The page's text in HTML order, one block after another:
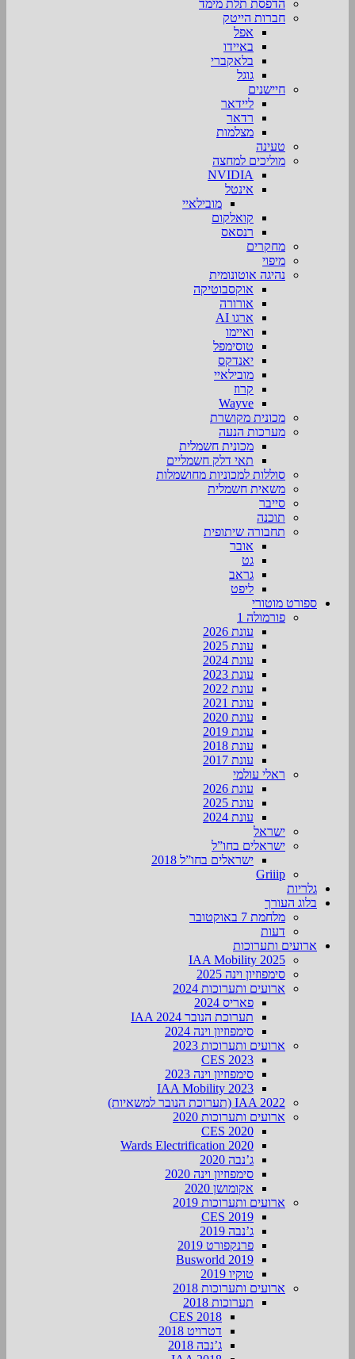
הדפסת תלת מימד
חברות הייטק
אפל
באיידו
בלאקברי
גוגל
חיישנים
ליידאר
רדאר
מצלמות
טעינה
מוליכים למחצה
NVIDIA
אינטל
מובילאיי
קואלקום
רנסאס
מחקרים
מיפוי
נהיגה אוטונומית
אוקסבוטיקה
אורורה
ארגו AI
ואיימו
טוסימפל
יאנדקס
מובילאיי
קרוז
Wayve
מכונית מקושרת
מערכות הנעה
מכונית חשמלית
תאי דלק חשמליים
סוללות למכוניות מחושמלות
משאית חשמלית
סייבר
תוכנה
תחבורה שיתופית
אובר
גט
גראב
ליפט
ספורט מוטורי
פורמולה 1
עונת 2026
עונת 2025
עונת 2024
עונת 2023
עונת 2022
עונת 2021
עונת 2020
עונת 2019
עונת 2018
עונת 2017
ראלי עולמי
עונת 2026
עונת 2025
עונת 2024
ישראל
ישראלים בחו”ל
ישראלים בחו”ל 2018
Griiip
גלריות
בלוג העורך
מלחמת 7 באוקטובר
דעות
ארועים ותערוכות
2025 IAA Mobility
סימפוזיון וינה 2025
ארועים ותערוכות 2024
פאריס 2024
תערוכת הנובר IAA 2024
סימפוזיון וינה 2024
ארועים ותערוכות 2023
CES 2023
סימפוזיון וינה 2023
IAA Mobility 2023
IAA 2022 (תערוכת הנובר למשאיות)
ארועים ותערוכות 2020
CES 2020
Wards Electrification 2020
ג’נבה 2020
סימפוזיון וינה 2020
אקומושן 2020
ארועים ותערוכות 2019
CES 2019
ג’נבה 2019
פרנקפורט 2019
Busworld 2019
טוקיו 2019
ארועים ותערוכות 2018
תערוכות 2018
CES 2018
דטרויט 2018
ג’נבה 2018